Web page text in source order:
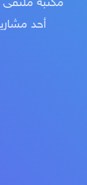
مكتبة ملتقى
أحد